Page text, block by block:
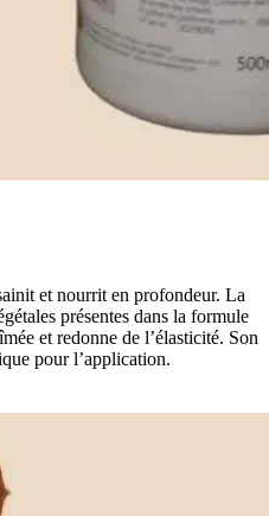
et nourrit en profondeur. La
présentes dans la formule
et redonne de l’élasticité. Son
pour l’application.